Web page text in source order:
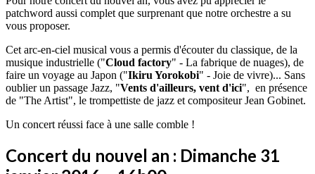
patchword aussi complet que surprenant que notre orchestre a su
vous proposer.
Cet arc-en-ciel musical vous a permis d'écouter du classique, de la
musique industrielle ("Cloud factory" - La fabrique de nuages), de
faire un voyage au Japon ("Ikiru Yorokobi" - Joie de vivre)... Sans
oublier un passage Jazz, "Vents d'ailleurs, vent d'ici", en présence
de "The Artist", le trompettiste de jazz et compositeur Jean Gobinet.
Un concert réussi face à une salle comble !
Concert du nouvel an : Dimanche 31